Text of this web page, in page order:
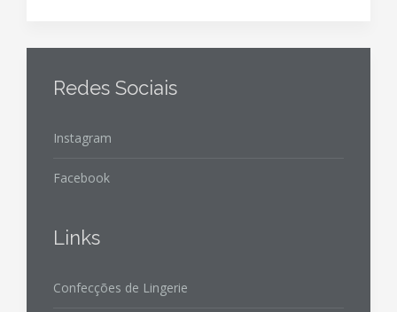
Redes Sociais
Instagram
Facebook
Links
Confecções de Lingerie